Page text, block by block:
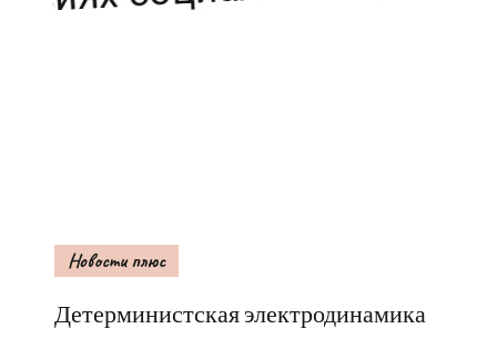
Новости плюс
Детерминистская электродинамика